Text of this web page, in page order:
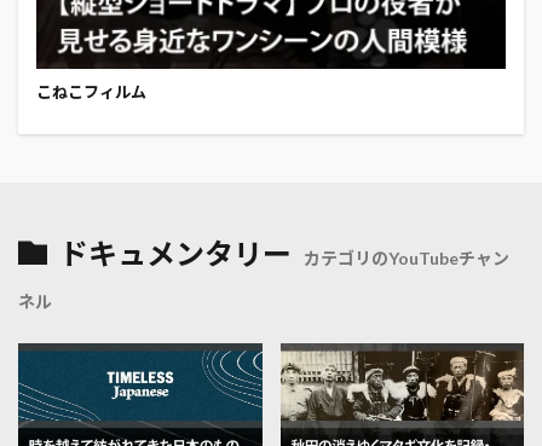
こねこフィルム
ドキュメンタリー カテゴリのYouTubeチャン
ネル